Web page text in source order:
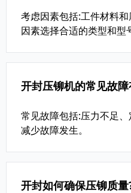
考虑因素包括:工件材料
因素选择合适的类型和型
开封压铆机的常见故障
常见故障包括:压力不足
减少故障发生。
开封如何确保压铆质量